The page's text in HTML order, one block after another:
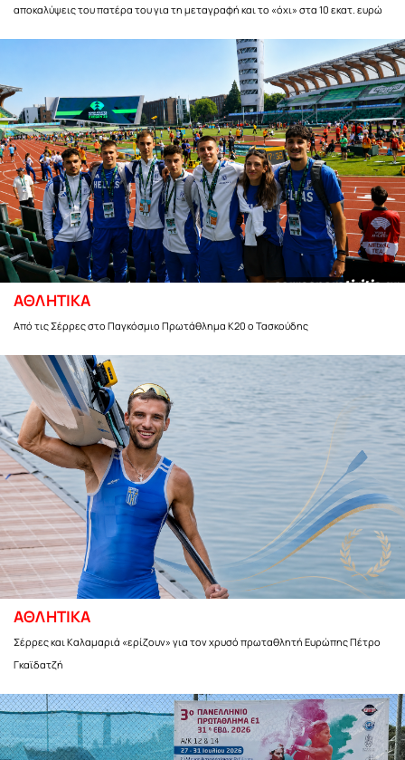
αποκαλύψεις του πατέρα του για τη μεταγραφή και το «όχι» στα 10 εκατ. ευρώ
ΑΘΛΗΤΙΚΑ
Από τις Σέρρες στο Παγκόσμιο Πρωτάθλημα Κ20 ο Τασκούδης
ΑΘΛΗΤΙΚΑ
Σέρρες και Καλαμαριά «ερίζουν» για τον χρυσό πρωταθλητή Ευρώπης Πέτρο
Γκαϊδατζή